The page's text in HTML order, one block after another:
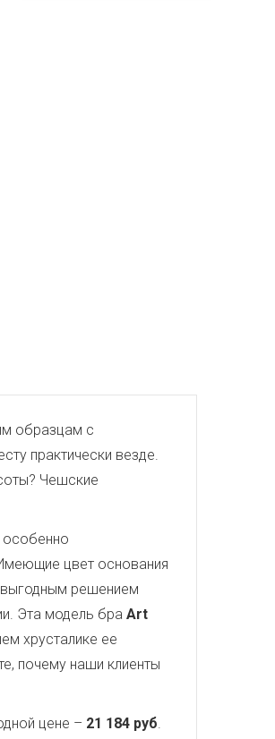
образцам с
практически везде.
Чешские
особенно
цвет основания
решением
Эта модель бра Art
хрусталике ее
почему наши клиенты
цене – 21 184 руб.